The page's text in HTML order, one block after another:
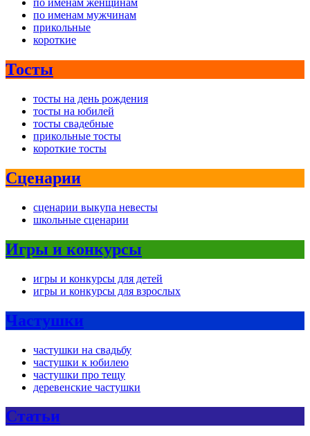
по именам женщинам
по именам мужчинам
прикольные
короткие
Тосты
тосты на день рождения
тосты на юбилей
тосты свадебные
прикольные тосты
короткие тосты
Сценарии
сценарии выкупа невесты
школьные сценарии
Игры и конкурсы
игры и конкурсы для детей
игры и конкурсы для взрослых
Частушки
частушки на свадьбу
частушки к юбилею
частушки про тещу
деревенские частушки
Статьи